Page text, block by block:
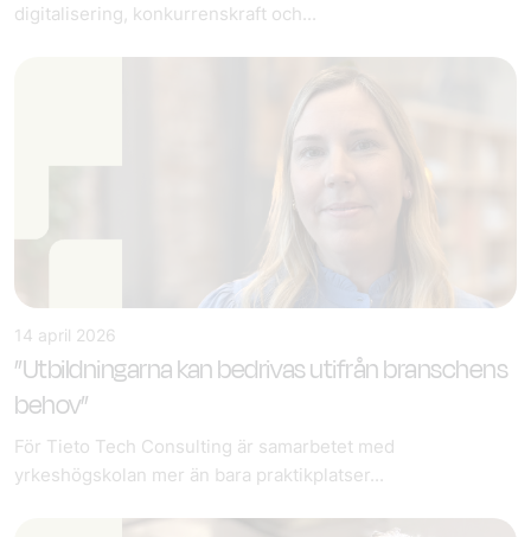
digitalisering, konkurrenskraft och...
14 april 2026
”Utbildningarna kan bedrivas utifrån branschens
behov”
För Tieto Tech Consulting är samarbetet med
yrkeshögskolan mer än bara praktikplatser...